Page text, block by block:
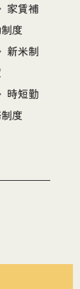
賃補
度
米制
短勤
度